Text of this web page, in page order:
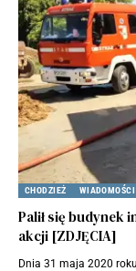
CHODZIEŻ WIADOMOŚCI
Palił się budynek
akcji [ZDJĘCIA]
Dnia 31 maja 2020